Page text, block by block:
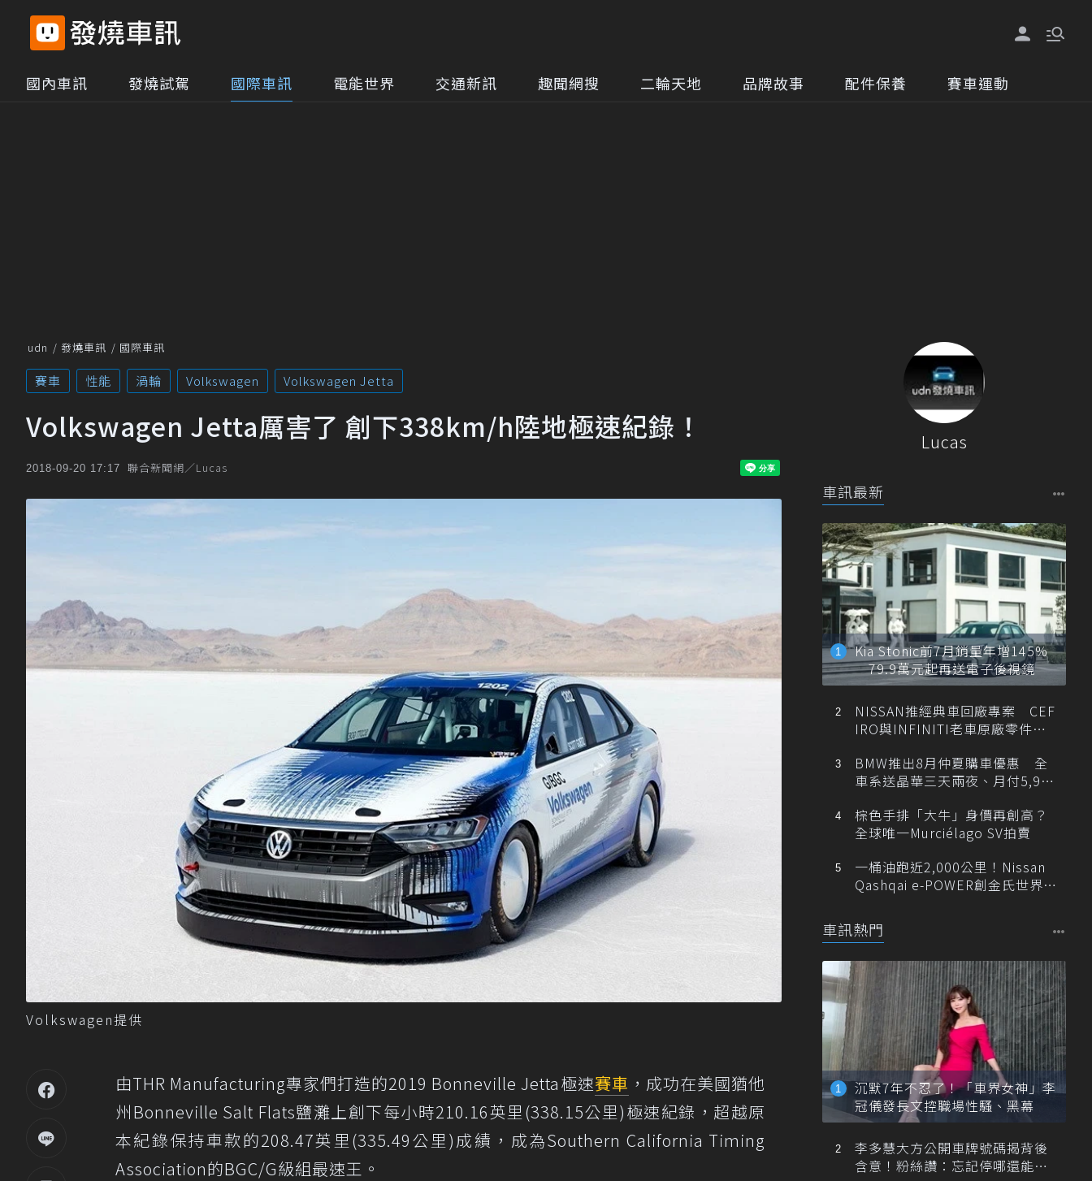
國內車訊 發燒試駕 國際車訊 電能世界 交通新訊 趣聞網搜 二輪天地 品牌故事 配件保養 賽車運動
udn 發燒車訊 國際車訊
賽車 性能 渦輪 Volkswagen Volkswagen Jetta
Volkswagen Jetta厲害了 創下338km/h陸地極速紀錄！
2018-09-20 17:17 聯合新聞網／Lucas
Volkswagen提供
由THR Manufacturing專家們打造的2019 Bonneville Jetta極速賽車 ，成功在美國猶他
州Bonneville Salt Flats鹽灘上創下每小時210.16英里(338.15公里)極速紀錄，超越原
本紀錄保持車款的208.47英里(335.49公里)成績，成為Southern California Timing
Association的BGC/G級組最速王。
Lucas
車訊最新
Kia Stonic前7月銷量年增145%
79.9萬元起再送電子後視鏡
NISSAN推經典車回廠專案 CEF
IRO與INFINITI老車原廠零件最
BMW推出8月仲夏購車優惠 全
車系送晶華三天兩夜、月付5,900
棕色手排「大牛」身價再創高？
全球唯一Murciélago SV拍賣
一桶油跑近2,000公里！Nissan
Qashqai e-POWER創金氏世界紀
車訊熱門
沉默7年不忍了！「車界女神」李
冠儀發長文控職場性騷、黑幕
李多慧大方公開車牌號碼揭背後
含意！粉絲讚：忘記停哪還能幫